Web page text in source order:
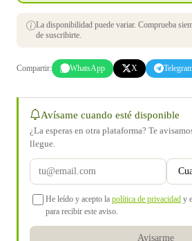
La disponibilidad puede variar. Comprueba
de suscribirte.
Compartir: WhatsApp X
Avísame cuando esté disponible
¿La esperas en otra plataforma? Te
llegue.
He leído y acepto la política de privacidad y
para recibir este aviso.
Avisarme